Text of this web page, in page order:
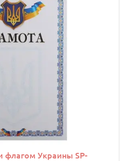
флагом Украины SP-